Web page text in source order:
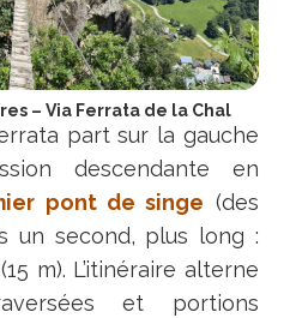
– Via Ferrata de la Chal
part sur la gauche
descendante en
pont de singe (des
un second, plus long :
m). L’itinéraire alterne
et portions